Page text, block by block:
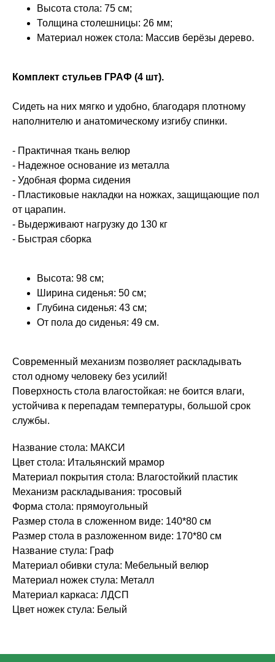
Высота стола: 75 см;
Толщина столешницы: 26 мм;
Материал ножек стола: Массив берёзы дерево.
Комплект стульев ГРАФ (4 шт).
Сидеть на них мягко и удобно, благодаря плотному
наполнителю и анатомическому изгибу спинки.
- Практичная ткань велюр
- Надежное основание из металла
- Удобная форма сидения
- Пластиковые накладки на ножках, защищающие пол
от царапин.
- Выдерживают нагрузку до 130 кг
- Быстрая сборка
Высота: 98 см;
Ширина сиденья: 50 см;
Глубина сиденья: 43 см;
От пола до сиденья: 49 см.
Современный механизм позволяет раскладывать
стол одному человеку без усилий!
Поверхность стола влагостойкая: не боится влаги,
устойчива к перепадам температуры, большой срок
службы.
Название стола: МАКСИ
Цвет стола: Итальянский мрамор
Материал покрытия стола: Влагостойкий пластик
Механизм раскладывания: тросовый
Форма стола: прямоугольный
Размер стола в сложенном виде: 140*80 см
Размер стола в разложенном виде: 170*80 см
Название стула: Граф
Материал обивки стула: Мебельный велюр
Материал ножек стула: Металл
Материал каркаса: ЛДСП
Цвет ножек стула: Белый